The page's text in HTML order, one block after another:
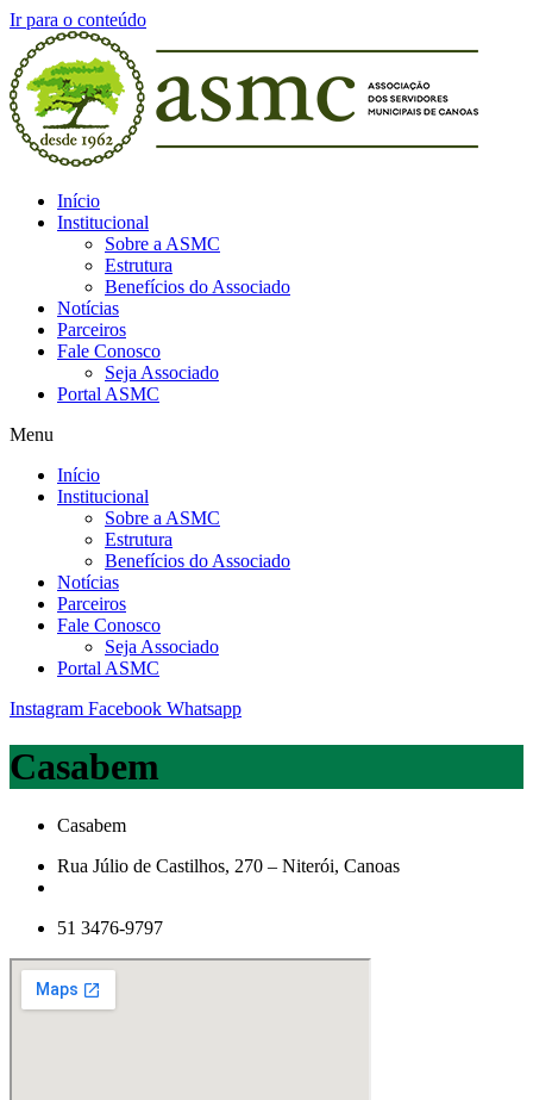
Ir para o conteúdo
Início
Institucional
Sobre a ASMC
Estrutura
Benefícios do Associado
Notícias
Parceiros
Fale Conosco
Seja Associado
Portal ASMC
Menu
Início
Institucional
Sobre a ASMC
Estrutura
Benefícios do Associado
Notícias
Parceiros
Fale Conosco
Seja Associado
Portal ASMC
Instagram Facebook Whatsapp
Casabem
Casabem
Rua Júlio de Castilhos, 270 – Niterói, Canoas
51 3476-9797